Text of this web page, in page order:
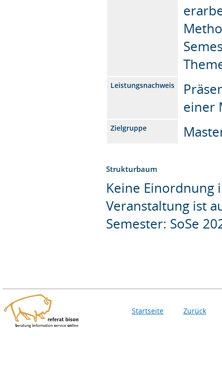
Leistungsnachweis
einer
Zielgruppe
Strukturbaum
Keine Einordnung
Veranstaltung ist
Semester: SoSe
Startseite Zurück